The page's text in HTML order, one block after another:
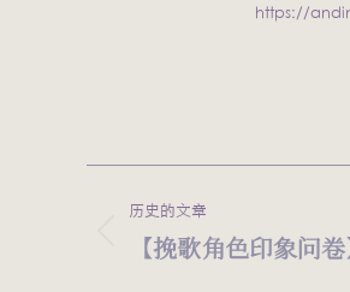
https://
历史的文章
历【挽歌角色印象问